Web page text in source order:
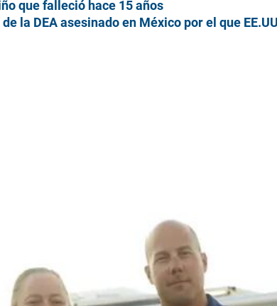
que falleció hace 15 años
la DEA asesinado en México por el que